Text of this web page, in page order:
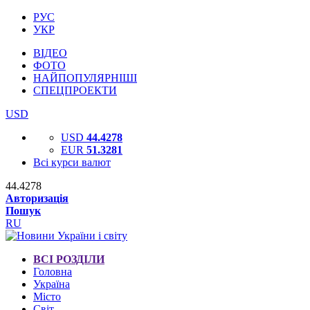
РУС
УКР
ВІДЕО
ФОТО
НАЙПОПУЛЯРНІШІ
СПЕЦПРОЕКТИ
USD
USD 44.4278
EUR 51.3281
Всі курси валют
44.4278
Авторизація
Пошук
RU
ВСІ РОЗДІЛИ
Головна
Україна
Місто